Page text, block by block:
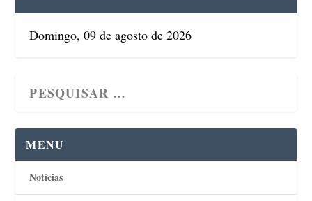
Domingo, 09 de agosto de 2026
MENU
Notícias